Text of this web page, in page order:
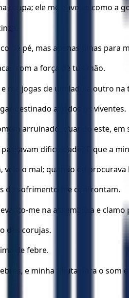
roupa; ele me envolve como a
de pé, mas apenas olhas para
com a força de tua mão.
e me jogas de um lado a outro na
destinado a todos os viventes.
arruinado, quando este,
dificuldade? E que a
veio o mal; quando eu
de sofrimento me confrontam.
me na assembléia e clamo
das corujas.
de febre.
e minha flauta para o som